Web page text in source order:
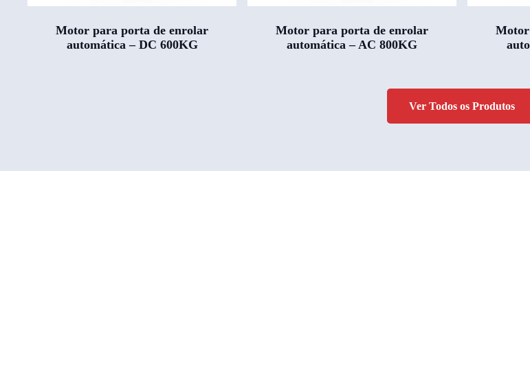
Motor para porta de enrolar
automática – DC 600KG
Motor para porta de enrolar
automática – AC 800KG
Ver Todos os Produtos